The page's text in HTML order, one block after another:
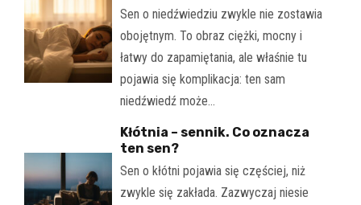
Sen o niedźwiedziu zwykle nie zostawia
obojętnym. To obraz ciężki, mocny i
łatwy do zapamiętania, ale właśnie tu
pojawia się komplikacja: ten sam
niedźwiedź może…
Kłótnia – sennik. Co oznacza
ten sen?
Sen o kłótni pojawia się częściej, niż
zwykle się zakłada. Zazwyczaj niesie